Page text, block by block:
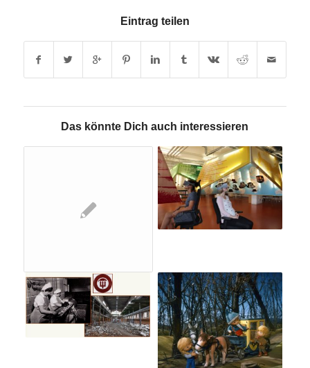
Eintrag teilen
Das könnte Dich auch interessieren